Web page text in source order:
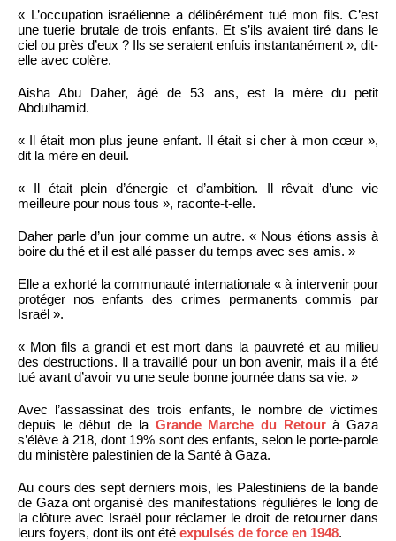
« L’occupation israélienne a délibérément tué mon fils. C’est
une tuerie brutale de trois enfants. Et s’ils avaient tiré dans le
ciel ou près d’eux ? Ils se seraient enfuis instantanément », dit-
elle avec colère.
Aisha Abu Daher, âgé de 53 ans, est la mère du petit
Abdulhamid.
« Il était mon plus jeune enfant. Il était si cher à mon cœur »,
dit la mère en deuil.
« Il était plein d’énergie et d’ambition. Il rêvait d’une vie
meilleure pour nous tous », raconte-t-elle.
Daher parle d’un jour comme un autre. « Nous étions assis à
boire du thé et il est allé passer du temps avec ses amis. »
Elle a exhorté la communauté internationale « à intervenir pour
protéger nos enfants des crimes permanents commis par
Israël ».
« Mon fils a grandi et est mort dans la pauvreté et au milieu
des destructions. Il a travaillé pour un bon avenir, mais il a été
tué avant d’avoir vu une seule bonne journée dans sa vie. »
Avec l’assassinat des trois enfants, le nombre de victimes
depuis le début de la Grande Marche du Retourà Gaza
s’élève à 218, dont 19% sont des enfants, selon le porte-parole
du ministère palestinien de la Santé à Gaza.
Au cours des sept derniers mois, les Palestiniens de la bande
de Gaza ont organisé des manifestations régulières le long de
la clôture avec Israël pour réclamer le droit de retourner dans
leurs foyers, dont ils ont été expulsés de force en 1948.